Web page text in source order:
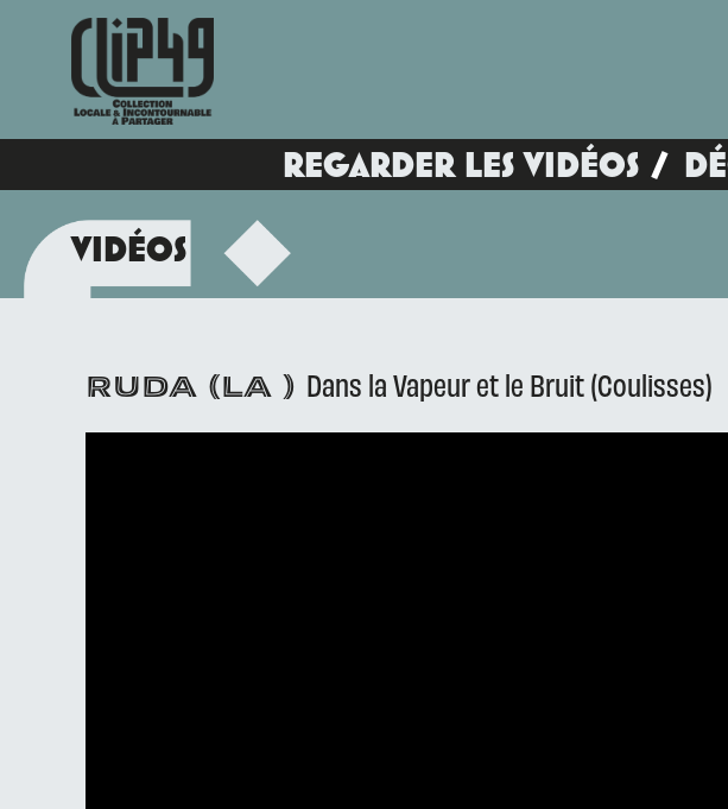
REGARDER LES VIDÉOS
VIDÉOS
RUDA (LA ) Dans la Vapeur et le Bruit (Coulisses)